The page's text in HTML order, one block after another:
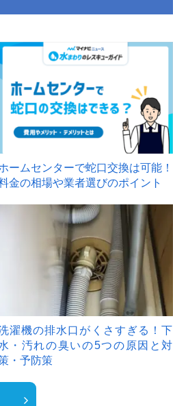
ームセンターで蛇口交換は可能！
金の相場や業者選びのポイント
濯機の排水口がくさすぎる！下
・汚れの臭いの5つの原因と対
・予防策